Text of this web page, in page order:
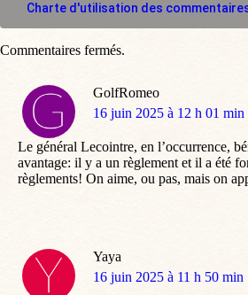
Charte d'utilisation des
GolfRomeo
dit
16 juin 2025 à 12 h 01 min
Le général Lecointre, en l’occurrence,
avantage: il y a un règlement et il a été
règlements! On aime, ou pas, mais on
Yaya
dit
16 juin 2025 à 11 h 50 min
Commentaires fermés.